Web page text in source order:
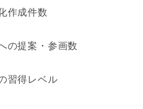
作成件数
の提案・参画数
習得レベル